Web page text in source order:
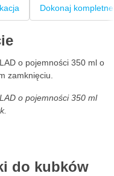
Dokonaj
o pojemności 350 ml o
zamknięciu.
o pojemności 350 ml
do kubków